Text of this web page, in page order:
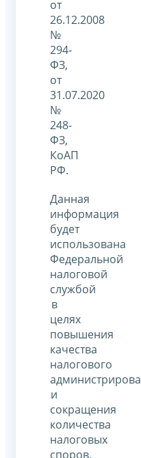
от
26.12.2008
№
294-
ФЗ,
от
31.07.2020
№
248-
ФЗ,
КоАП
РФ.
Данная
информация
будет
использована
Федеральной
налоговой
службой
в
целях
повышения
качества
налогового
и
сокращения
количества
налоговых
споров.